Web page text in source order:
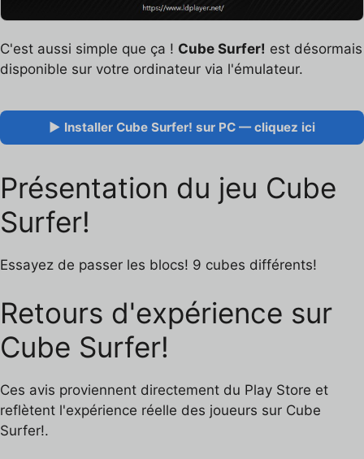
C'est aussi simple que ça ! Cube Surfer! est désormais
disponible sur votre ordinateur via l'émulateur.
▶ Installer Cube Surfer! sur PC — cliquez ici
Présentation du jeu Cube
Surfer!
Essayez de passer les blocs! 9 cubes différents!
Retours d'expérience sur
Cube Surfer!
Ces avis proviennent directement du Play Store et
reflètent l'expérience réelle des joueurs sur Cube
Surfer!.